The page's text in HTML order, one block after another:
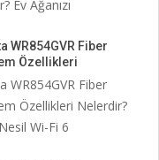
Ev Ağanızı
WR854GVR Fiber
Özellikleri
WR854GVR Fiber
Özellikleri Nelerdir?
Wi-Fi 6